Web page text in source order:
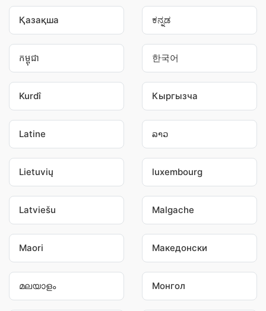
Қазақша ಕನ್ನಡ
កម្ពុជា 한국어
Kurdî Кыргызча
Latine ລາວ
Lietuvių luxembourg
Latviešu Malgache
Maori Македонски
മലയാളം Монгол